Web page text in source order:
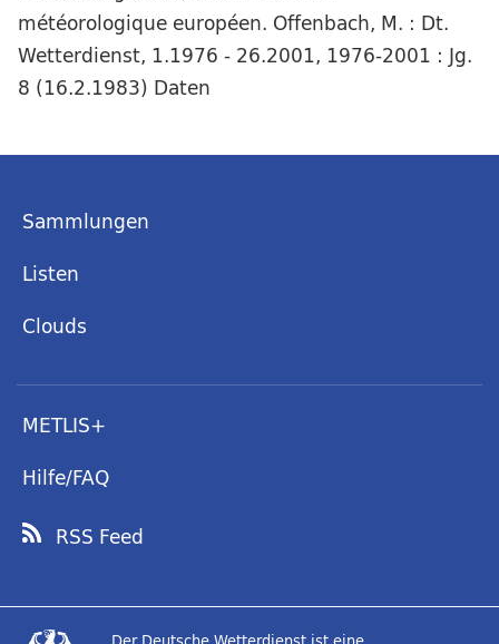
météorologique européen. Offenbach, M. : Dt.
Wetterdienst, 1.1976 - 26.2001, 1976-2001 : Jg.
8 (16.2.1983) Daten
Sammlungen
Listen
Clouds
METLIS+
Hilfe/FAQ
RSS Feed